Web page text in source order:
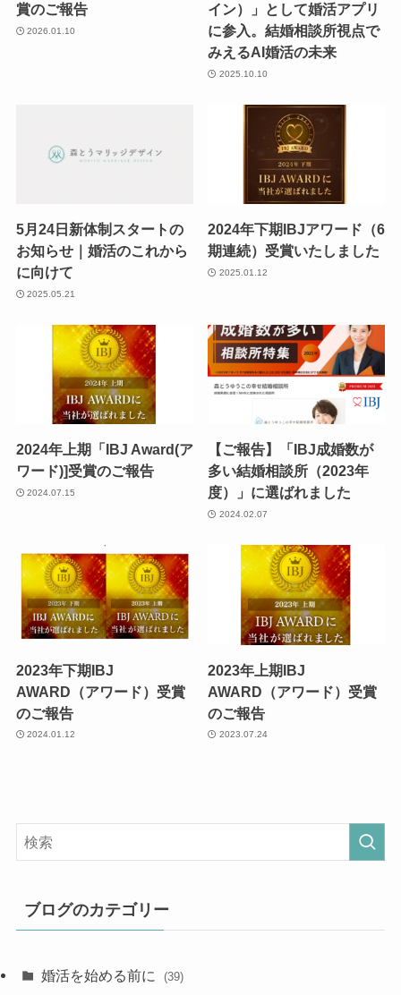
賞のご報告
2026.01.10
イン）」として婚活アプリ
に参入。結婚相談所視点で
みえるAI婚活の未来
2025.10.10
5月24日新体制スタートの
お知らせ｜婚活のこれから
に向けて
2025.05.21
2024年下期IBJアワード（6
期連続）受賞いたしました
2025.01.12
2024年上期「IBJ Award(ア
ワード)]受賞のご報告
2024.07.15
【ご報告】「IBJ成婚数が
多い結婚相談所（2023年
度）」に選ばれました
2024.02.07
2023年下期IBJ
AWARD（アワード）受賞
のご報告
2024.01.12
2023年上期IBJ
AWARD（アワード）受賞
のご報告
2023.07.24
ブログのカテゴリー
婚活を始める前に (39)